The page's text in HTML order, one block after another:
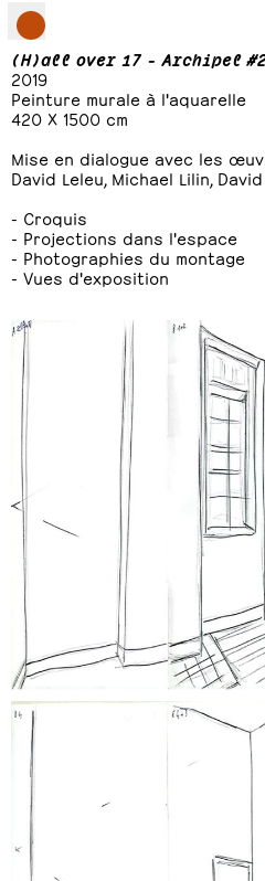
(H)all over 17 - Archipel
2019
Peinture murale à l'aquarelle
420 X 1500 cm
Mise en dialogue avec les
David Leleu, Michael Lilin, David
- Croquis
- Projections dans l'espace
- Photographies du montage
- Vues d'exposition